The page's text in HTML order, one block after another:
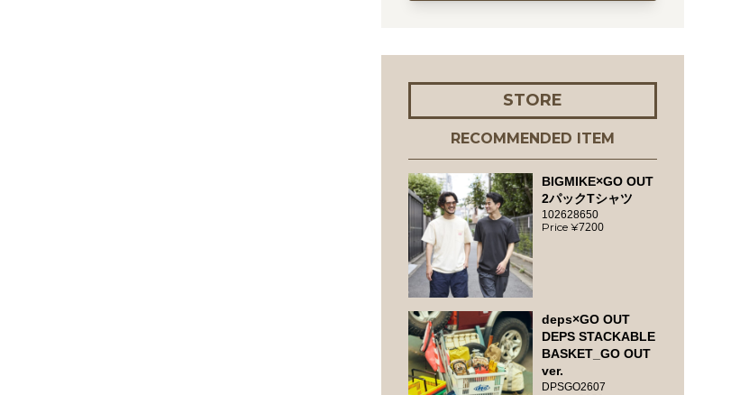
STORE
RECOMMENDED ITEM
BIGMIKE×GO OUT
2パックTシャツ
102628650
7200
deps×GO OUT
DEPS STACKABLE
BASKET_GO OUT
ver.
DPSGO2607